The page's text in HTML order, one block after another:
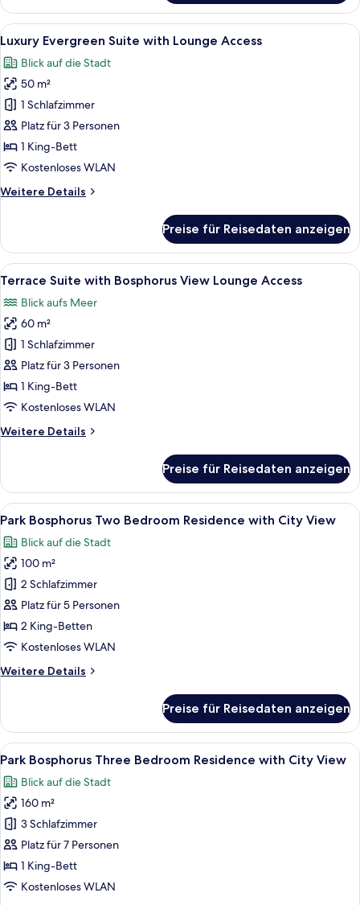
Suite
with
Bosphorus
Lounge
Access
Alle
Fotos
für
Luxury
Evergreen
Suite
with
Lounge
anzeigen
Ein luxuriöses Schlafzimmer mit
6
Luxury Evergreen Suite with Lounge Access
Blick auf die Stadt
50 m²
1 Schlafzimmer
Platz für 3 Personen
1 King-Bett
Kostenloses WLAN
Weitere Details
Weitere
Evergreen
Suite
with
Access
Preise für Reisedaten anzeigen
Alle
Fotos
für
Terrace
Suite
with
Bosphorus
View
Access
Ein luxuriöses Hotelzimmer mit
5
Terrace Suite with Bosphorus View Lounge Access
Blick aufs Meer
60 m²
1 Schlafzimmer
Platz für 3 Personen
1 King-Bett
Kostenloses WLAN
Weitere Details
Weitere
Suite
with
Bosphorus
Lounge
Access
Preise für Reisedaten anzeigen
Alle
Fotos
für
Park
Bosphorus
Two
Bedroom
Residence
City
Ein modernes Hotelzimmer mit
7
Park Bosphorus Two Bedroom Residence with City View
Blick auf die Stadt
100 m²
2 Schlafzimmer
Platz für 5 Personen
2 King-Betten
Kostenloses WLAN
Weitere Details
Weitere
Bosphorus
Two
Bedroom
Residence
with
City
View
Preise für Reisedaten anzeigen
Alle
Fotos
für
Park
Bosphorus
Three
Bedroom
Residence
Ein modernes Hotelzimmer mit
6
Park Bosphorus Three Bedroom Residence with City View
Blick auf die Stadt
160 m²
3 Schlafzimmer
Platz für 7 Personen
1 King-Bett
Kostenloses WLAN